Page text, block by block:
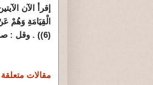
إقرأ الآن
(6)) . وقل : صدق الله جل وعلا العظيم .!!
مقالات